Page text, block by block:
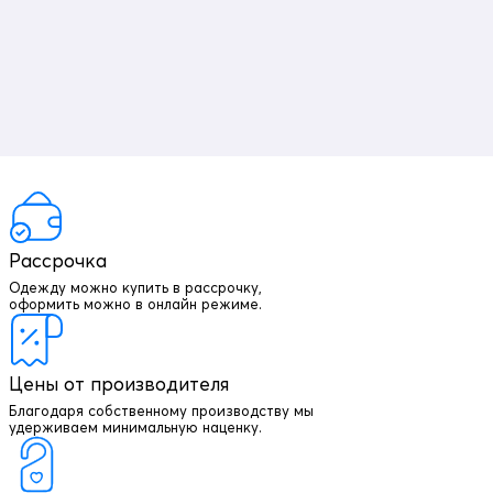
Отложной воротник
Элемент одежды нужен для защиты шеи от холода, но со
временем стал стильной и модной деталью гардероба.
Рассрочка
Одежду можно купить в рассрочку,
оформить можно в онлайн режиме.
Цены от производителя
Благодаря собственному производству мы
удерживаем минимальную наценку.